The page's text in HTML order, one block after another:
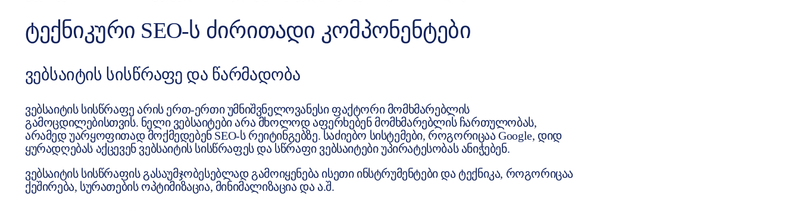
ᲢᲔᲥᲜᲘᲙᲣᲠᲘ SEO-Ს ᲫᲘᲠᲘᲗᲐᲓᲘ ᲙᲝᲛᲞᲝᲜᲔᲜᲢᲔᲑᲘ
ᲕᲔᲑᲡᲐᲘᲢᲘᲡ ᲡᲘᲡᲬᲠᲐᲤᲔ ᲓᲐ ᲬᲐᲠᲛᲐᲓᲝᲑᲐ
ვებსაიტის სისწრაფე არის ერთ-ერთი უმნიშვნელოვანესი ფაქტორი მომხმარებლის
გამოცდილებისთვის. ნელი ვებსაიტები არა მხოლოდ აფერხებენ მომხმარებლის ჩართულობას,
არამედ უარყოფითად მოქმედებენ SEO-ს რეიტინგებზე. საძიებო სისტემები, როგორიცაა Google, დიდ
ყურადღებას აქცევენ ვებსაიტის სისწრაფეს და სწრაფი ვებსაიტები უპირატესობას ანიჭებენ.
ვებსაიტის სისწრაფის გასაუმჯობესებლად გამოიყენება ისეთი ინსტრუმენტები და ტექნიკა, როგორიცაა
ქეშირება, სურათების ოპტიმიზაცია, მინიმალიზაცია და ა.შ.